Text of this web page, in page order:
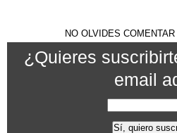
NO OLVIDES
¿Quieres
email